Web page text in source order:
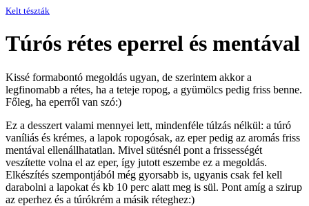
Kelt tészták
Túrós rétes eperrel és mentával
Kissé formabontó megoldás ugyan, de szerintem akkor a
legfinomabb a rétes, ha a teteje ropog, a gyümölcs pedig friss benne.
Főleg, ha eperről van szó:)
Ez a desszert valami mennyei lett, mindenféle túlzás nélkül: a túró
vaníliás és krémes, a lapok ropogósak, az eper pedig az aromás friss
mentával ellenállhatatlan. Mivel sütésnél pont a frissességét
veszítette volna el az eper, így jutott eszembe ez a megoldás.
Elkészítés szempontjából még gyorsabb is, ugyanis csak fel kell
darabolni a lapokat és kb 10 perc alatt meg is sül. Pont amíg a szirup
az eperhez és a túrókrém a másik réteghez:)